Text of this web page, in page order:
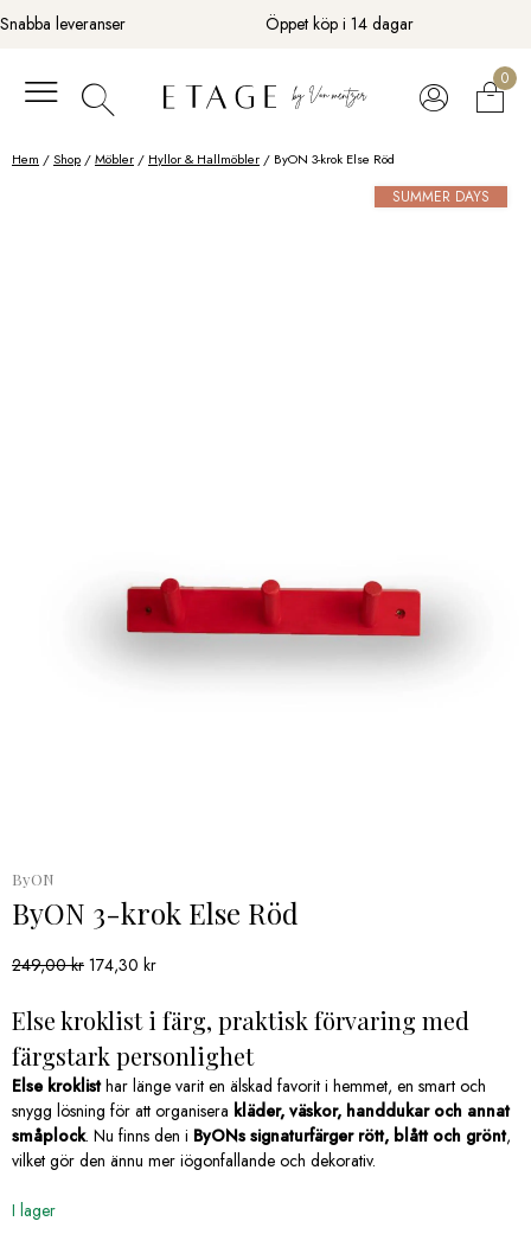
Fortsätt
till
Snabba leveranser Öppet köp i 14 dagar
0
Hem /Shop /Möbler / Hyllor & Hallmöbler / ByON 3-krok Else Röd
SUMMER DAYS
ByON
ByON 3-krok Else Röd
249,00kr Det
priset
var:
249,00 kr.
174,30 krDet
priset
är:
174,30 kr.
Else kroklist i färg, praktisk förvaring med
färgstark personlighet
Else kroklisthar länge varit en älskad favorit i hemmet, en smart och
snygg lösning för att organisera kläder, väskor, handdukar och annat
småplock. Nu finns den i ByONs signaturfärger rött, blått och grönt,
vilket gör den ännu mer iögonfallande och dekorativ.
I lager